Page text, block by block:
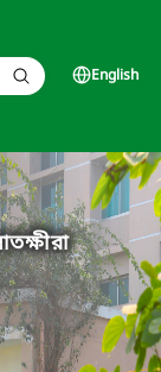
English